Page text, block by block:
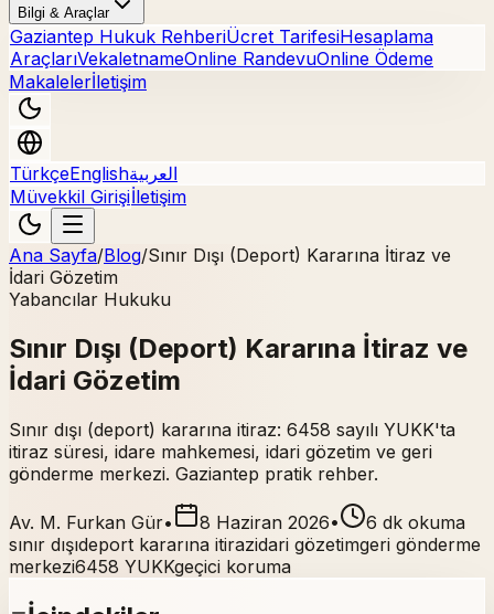
Bilgi & Araçlar
Gaziantep Hukuk RehberiÜcret TarifesiHesaplama
AraçlarıVekaletnameOnline RandevuOnline Ödeme
Makalelerİletişim
TürkçeEnglishالعربية
Müvekkil Girişiİletişim
Ana Sayfa/Blog/Sınır Dışı (Deport) Kararına İtiraz ve
İdari Gözetim
Yabancılar Hukuku
Sınır Dışı (Deport) Kararına İtiraz ve
İdari Gözetim
Sınır dışı (deport) kararına itiraz: 6458 sayılı YUKK'ta
itiraz süresi, idare mahkemesi, idari gözetim ve geri
gönderme merkezi. Gaziantep pratik rehber.
Av. M. Furkan Gür• 8 Haziran 2026•
6 dk okuma
sınır dışıdeport kararına itirazidari gözetimgeri gönderme
merkezi6458 YUKKgeçici koruma